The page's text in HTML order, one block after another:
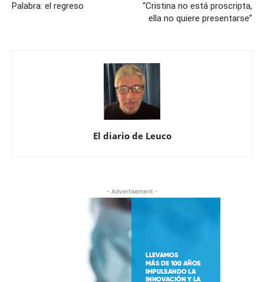
Palabra: el regreso
“Cristina no está proscripta,
ella no quiere presentarse”
El diario de Leuco
- Advertisement -